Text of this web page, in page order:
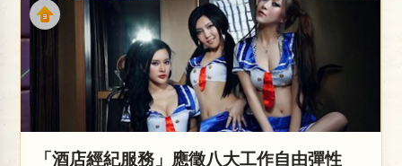
「酒店經紀服務」應徵八大工作自由彈性